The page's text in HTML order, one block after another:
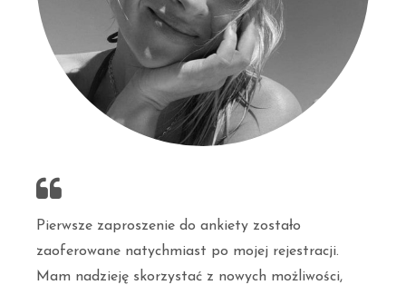
Pierwsze zaproszenie do ankiety zostało
zaoferowane natychmiast po mojej rejestracji.
Mam nadzieję skorzystać z nowych możliwości,